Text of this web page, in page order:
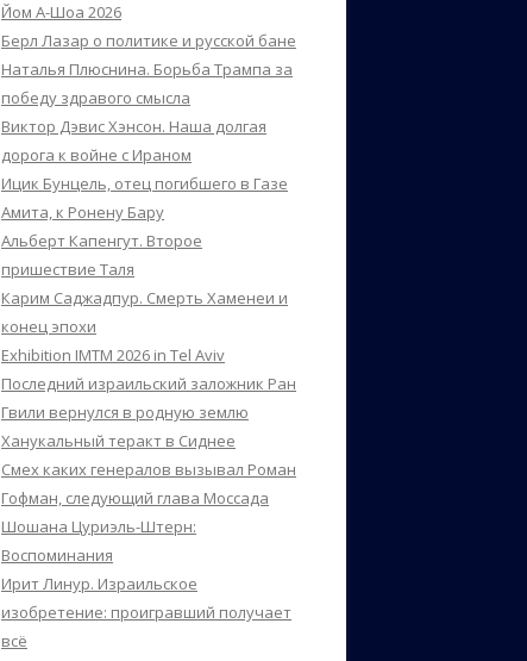
Йом А-Шоа 2026
Берл Лазар о политике и русской бане
Наталья Плюснина. Борьба Трампа за
победу здравого смысла
Виктор Дэвис Хэнсон. Наша долгая
дорога к войне с Ираном
Ицик Бунцель, отец погибшего в Газе
Амита, к Ронену Бару
Альберт Капенгут. Второе
пришествие Таля
Карим Саджадпур. Смерть Хаменеи и
конец эпохи
Exhibition IMTM 2026 in Tel Aviv
Последний израильский заложник Ран
Гвили вернулся в родную землю
Ханукальный теракт в Сиднее
Смех каких генералов вызывал Роман
Гофман, следующий глава Моссада
Шошана Цуриэль-Штерн:
Воспоминания
Ирит Линур. Израильское
изобретение: проигравший получает
всё